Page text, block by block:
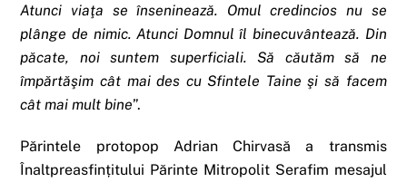
Atunci viaţa se înseninează. Omul credincios nu se
plânge de nimic. Atunci Domnul îl binecuvântează. Din
păcate, noi suntem superficiali. Să căutăm să ne
împărtăşim cât mai des cu Sfintele Taine şi să facem
cât mai mult bine”.
Părintele protopop Adrian Chirvasă a transmis
Înaltpreasfințitului Părinte Mitropolit Serafim mesajul